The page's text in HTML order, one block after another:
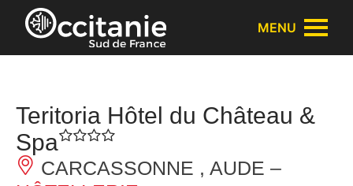
Panneau de gestion des cookies
MENU
Teritoria Hôtel du Château &
Spa
CARCASSONNE , AUDE –